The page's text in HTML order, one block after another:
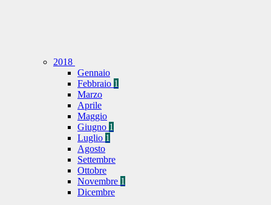
2018
Gennaio
Febbraio 1
Marzo
Aprile
Maggio
Giugno 1
Luglio 1
Agosto
Settembre
Ottobre
Novembre 1
Dicembre